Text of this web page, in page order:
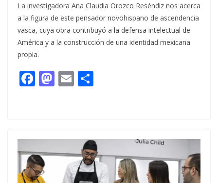
La investigadora Ana Claudia Orozco Reséndiz nos acerca
a la figura de este pensador novohispano de ascendencia
vasca, cuya obra contribuyó a la defensa intelectual de
América y a la construcción de una identidad mexicana
propia.
F
o
o
k
M
o
n
E
ar
ti
r